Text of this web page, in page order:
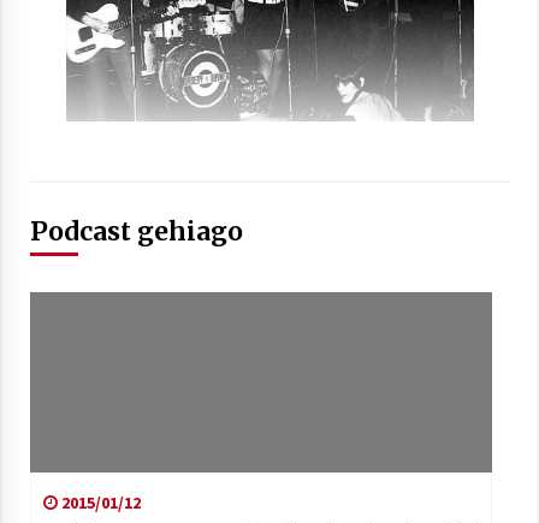
Podcast gehiago
2015/01/12